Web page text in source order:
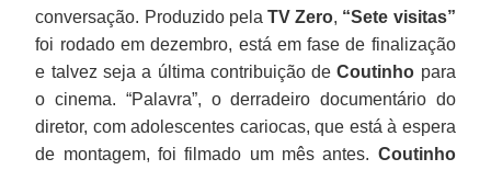
conversação. Produzido pela TV Zero, “Sete visitas”
foi rodado em dezembro, está em fase de finalização
e talvez seja a última contribuição deCoutinho para
o cinema. “Palavra”, o derradeiro documentário do
diretor, com adolescentes cariocas, que está à espera
de montagem, foi filmado um mês antes. Coutinho